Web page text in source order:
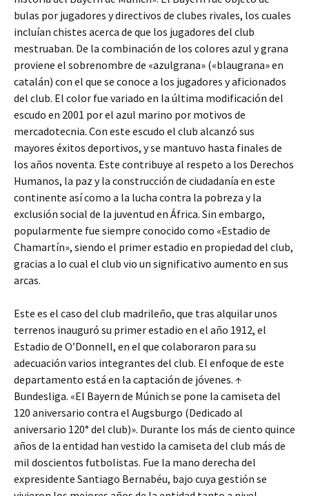
bulas por jugadores y directivos de clubes rivales, los cuales
incluían chistes acerca de que los jugadores del club
mestruaban. De la combinación de los colores azul y grana
proviene el sobrenombre de «azulgrana» («blaugrana» en
catalán) con el que se conoce a los jugadores y aficionados
del club. El color fue variado en la última modificación del
escudo en 2001 por el azul marino por motivos de
mercadotecnia. Con este escudo el club alcanzó sus
mayores éxitos deportivos, y se mantuvo hasta finales de
los años noventa. Este contribuye al respeto a los Derechos
Humanos, la paz y la construcción de ciudadanía en este
continente así como a la lucha contra la pobreza y la
exclusión social de la juventud en África. Sin embargo,
popularmente fue siempre conocido como «Estadio de
Chamartín», siendo el primer estadio en propiedad del club,
gracias a lo cual el club vio un significativo aumento en sus
arcas.
Este es el caso del club madrileño, que tras alquilar unos
terrenos inauguró su primer estadio en el año 1912, el
Estadio de O’Donnell, en el que colaboraron para su
adecuación varios integrantes del club. El enfoque de este
departamento está en la captación de jóvenes. ↑
Bundesliga. «El Bayern de Múnich se pone la camiseta del
120 aniversario contra el Augsburgo (Dedicado al
aniversario 120° del club)». Durante los más de ciento quince
años de la entidad han vestido la camiseta del club más de
mil doscientos futbolistas. Fue la mano derecha del
expresidente Santiago Bernabéu, bajo cuya gestión se